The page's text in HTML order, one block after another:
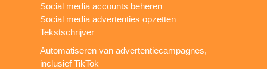
Social media accounts beheren
Social media advertenties opzetten
Tekstschrijver
Automatiseren van advertentiecampagnes,
inclusief TikTok